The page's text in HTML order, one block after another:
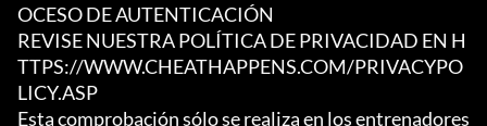
OCESO DE AUTENTICACIÓN
REVISE NUESTRA POLÍTICA DE PRIVACIDAD EN H
TTPS://WWW.CHEATHAPPENS.COM/PRIVACYPO
LICY.ASP
Esta comprobación sólo se realiza en los entrenadores